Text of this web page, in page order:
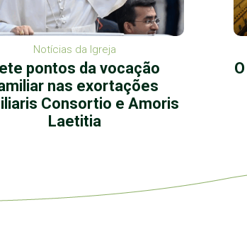
Notícias da Igreja
pontos da vocação
nas exortações
Consortio e Amoris
Laetitia